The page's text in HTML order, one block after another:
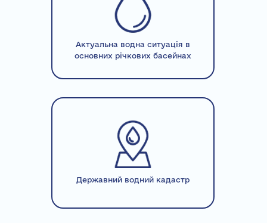
Актуальна водна ситуація в
основних річкових басейнах
Державний водний кадастр